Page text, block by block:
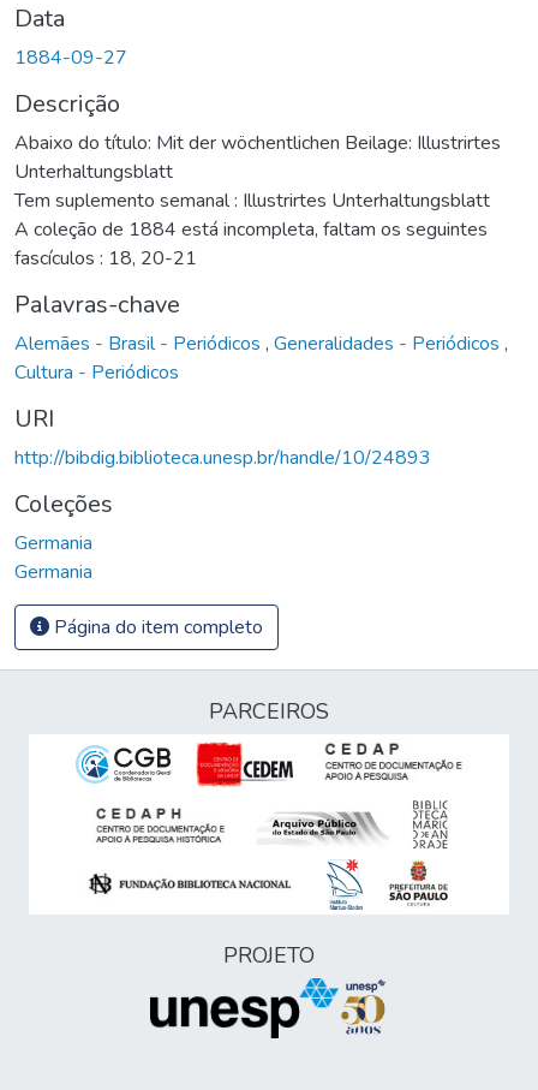
Data
1884-09-27
Descrição
Abaixo do título: Mit der wöchentlichen Beilage: Illustrirtes
Unterhaltungsblatt
Tem suplemento semanal : Illustrirtes Unterhaltungsblatt
A coleção de 1884 está incompleta, faltam os seguintes
fascículos : 18, 20-21
Palavras-chave
Alemães - Brasil - Periódicos , Generalidades - Periódicos ,
Cultura - Periódicos
URI
http://bibdig.biblioteca.unesp.br/handle/10/24893
Coleções
Germania
Germania
Página do item completo
PARCEIROS
PROJETO